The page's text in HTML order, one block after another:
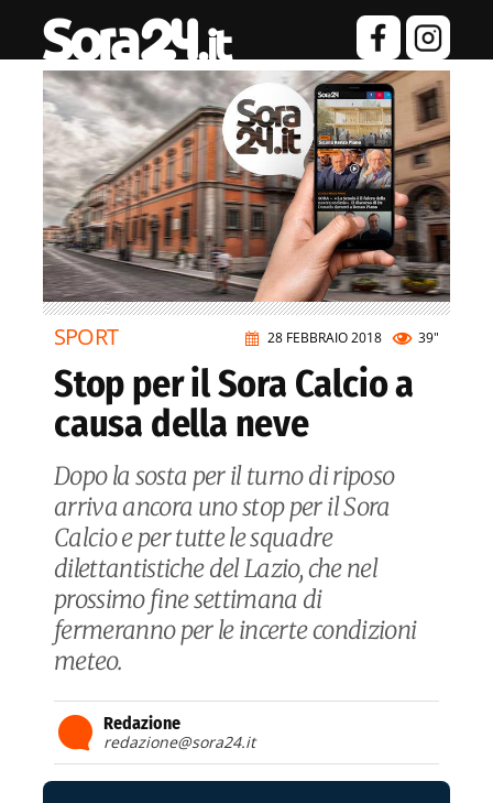
28 FEBBRAIO 2018 39"
SPORT
Stop per il Sora Calcio a
causa della neve
Dopo la sosta per il turno di riposo
arriva ancora uno stop per il Sora
Calcio e per tutte le squadre
dilettantistiche del Lazio, che nel
prossimo fine settimana di
fermeranno per le incerte condizioni
meteo.
Redazione
redazione@sora24.it